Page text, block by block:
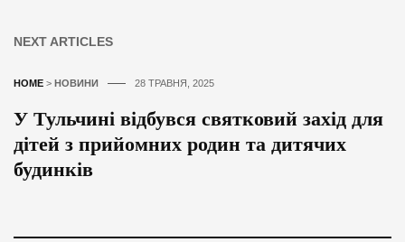
NEXT ARTICLES
HOME > НОВИНИ 28 ТРАВНЯ, 2025
У Тульчині відбувся святковий захід для
дітей з прийомних родин та дитячих
будинків